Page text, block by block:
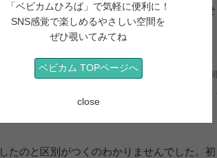
も使用したが治らず。結局、家事を完璧にせ
期は自分の休息を優先した方が良い。
妊娠6ヶ月/2人目の妊娠 (沖縄県/ふたりまま/29歳）
2021年06月11日公開
たのと区別がつくのわかりませんでした。初
「ベビカムひろば」で気軽に便利に！
SNS感覚で楽しめるやさしい空間を
ぜひ覗いてみてね
ベビカム TOPページへ
close